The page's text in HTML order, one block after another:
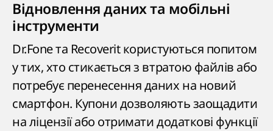
Відновлення даних та мобільні
інструменти
Dr.Fone та Recoverit користуються попитом
у тих, хто стикається з втратою файлів або
потребує перенесення даних на новий
смартфон. Купони дозволяють заощадити
на ліцензії або отримати додаткові функції